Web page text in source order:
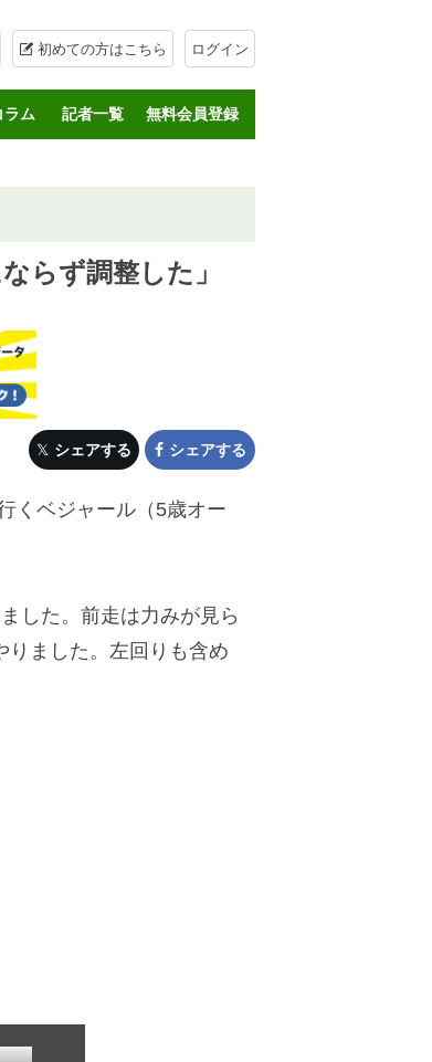
初めての方はこちら ログイン
ラム 記者一覧 無料会員登録
らず調整した」
シェアする シェアする
くベジャール（5歳オー
した。前走は力みが見ら
りました。左回りも含め